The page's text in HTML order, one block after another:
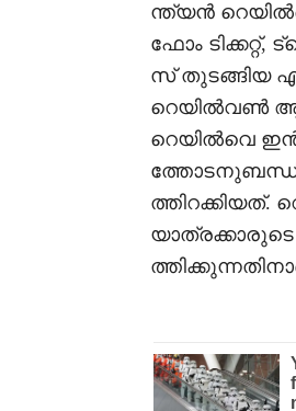
ന്ത്യൻ
ഫോം ടിക്കറ്റ്,
സ് തുടങ്ങിയ
റെയിൽവൺ
റെയിൽവെ